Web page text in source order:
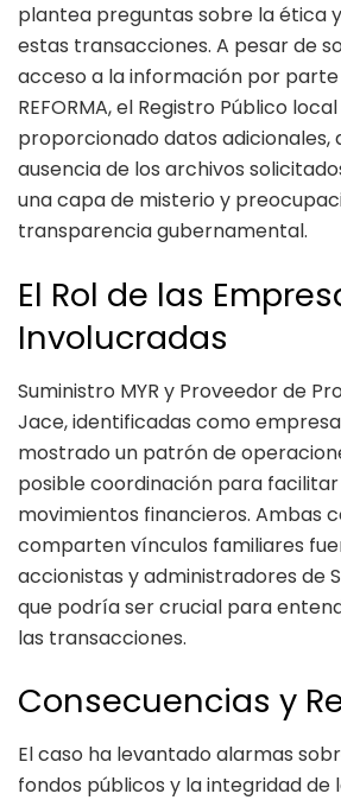
plantea preguntas sobre la ética
estas transacciones. A pesar de
acceso a la información por
REFORMA, el Registro Público
proporcionado datos adicionales,
ausencia de los archivos
una capa de misterio y
transparencia gubernamental.
El Rol de las
Involucradas
Suministro MYR y Proveedor de
Jace, identificadas como
mostrado un patrón de
posible coordinación para
movimientos financieros. Ambas
comparten vínculos familiares
accionistas y administradores de
que podría ser crucial para
las transacciones.
Consecuencias y
El caso ha levantado alarmas
fondos públicos y la integridad de